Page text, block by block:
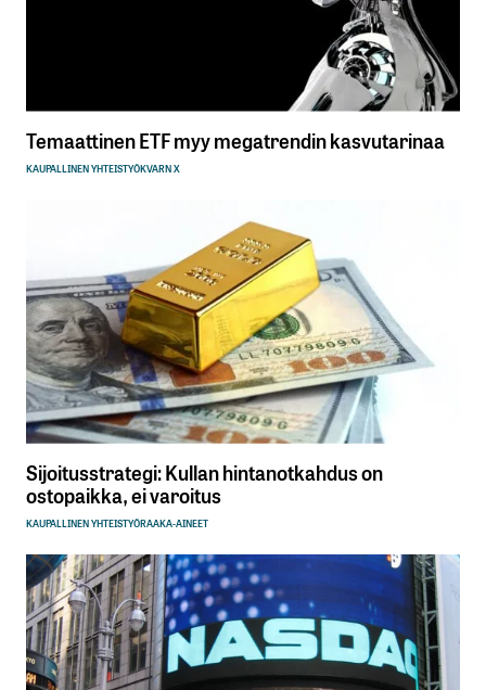
Temaattinen ETF myy megatrendin kasvutarinaa
KAUPALLINEN YHTEISTYÖKVARN X
Sijoitusstrategi: Kullan hintanotkahdus on
ostopaikka, ei varoitus
KAUPALLINEN YHTEISTYÖRAAKA-AINEET